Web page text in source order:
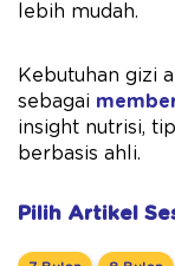
lebih mudah.
Kebutuhan gizi
sebagai
insight nutrisi,
berbasis ahli.
Pilih Artikel